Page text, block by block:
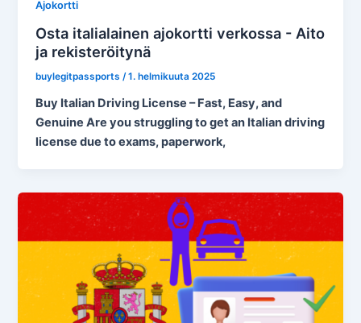
Ajokortti
Osta italialainen ajokortti verkossa - Aito
ja rekisteröitynä
buylegitpassports/1. helmikuuta 2025
Buy Italian Driving License – Fast, Easy, and
Genuine Are you struggling to get an Italian driving
license due to exams, paperwork,